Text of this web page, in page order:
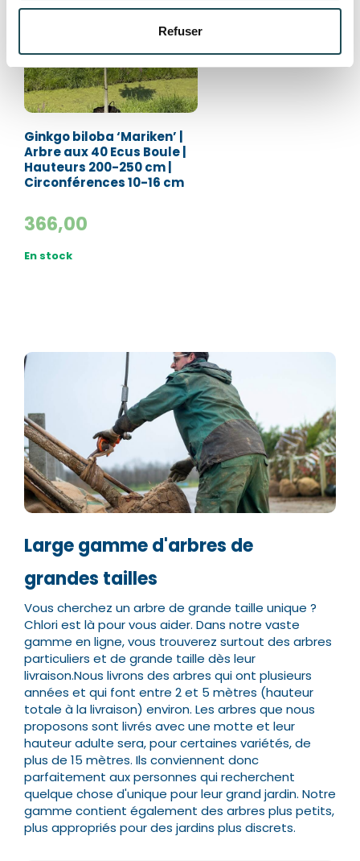
Refuser
Ginkgo biloba ‘Mariken’ |
Arbre aux 40 Ecus Boule |
Hauteurs 200-250 cm |
Circonférences 10-16 cm
366,00
En stock
Large gamme d'arbres de
grandes tailles
Vous cherchez un arbre de grande taille unique ?
Chlori est là pour vous aider. Dans notre vaste
gamme en ligne, vous trouverez surtout des arbres
particuliers et de grande taille dès leur
livraison.Nous livrons des arbres qui ont plusieurs
années et qui font entre 2 et 5 mètres (hauteur
totale à la livraison) environ. Les arbres que nous
proposons sont livrés avec une motte et leur
hauteur adulte sera, pour certaines variétés, de
plus de 15 mètres. Ils conviennent donc
parfaitement aux personnes qui recherchent
quelque chose d'unique pour leur grand jardin. Notre
gamme contient également des arbres plus petits,
plus appropriés pour des jardins plus discrets.
Nom*
Numéro de téléphone*
E-mail:*
Nom*
Numéro de téléphone*
E-mail:*